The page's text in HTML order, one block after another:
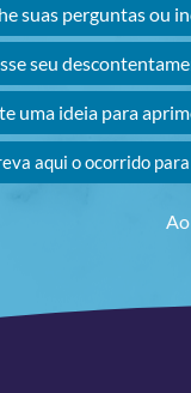
suas perguntas ou
seu
uma ideia para
aqui o ocorrido